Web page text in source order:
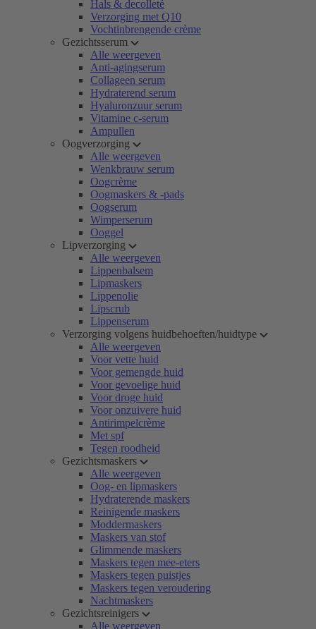
Hals & decolleté
Verzorging met Q10
Vochtinbrengende crème
Gezichtsserum
Alle weergeven
Anti-agingserum
Collageen serum
Hydraterend serum
Hyaluronzuur serum
Vitamine c-serum
Ampullen
Oogverzorging
Alle weergeven
Wenkbrauw serum
Oogcrème
Oogmaskers & -pads
Oogserum
Wimperserum
Ooggel
Lipverzorging
Alle weergeven
Lippenbalsem
Lipmaskers
Lippenolie
Lipscrub
Lippenserum
Verzorging volgens huidbehoeften/huidtype
Alle weergeven
Voor vette huid
Voor gemengde huid
Voor gevoelige huid
Voor droge huid
Voor onzuivere huid
Antirimpelcrème
Met spf
Tegen roodheid
Gezichtsmaskers
Alle weergeven
Oog- en lipmaskers
Hydraterende maskers
Reinigende maskers
Moddermaskers
Maskers van stof
Glimmende maskers
Maskers tegen mee-eters
Maskers tegen puistjes
Maskers tegen veroudering
Nachtmaskers
Gezichtsreinigers
Alle weergeven